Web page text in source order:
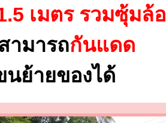
เมตร รวมซุ้มล้อ
ามารถกันแดด
ย้ายของได้